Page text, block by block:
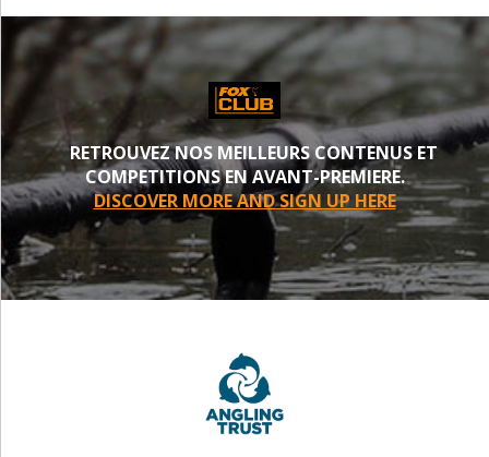
RETROUVEZ NOS MEILLEURS CONTENUS ET
COMPETITIONS EN AVANT-PREMIERE.
DISCOVER MORE AND SIGN UP HERE